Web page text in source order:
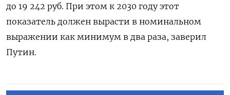
до 19 242 руб. При этом к 2030 году этот
показатель должен вырасти в номинальном
выражении как минимум в два раза, заверил
Путин.